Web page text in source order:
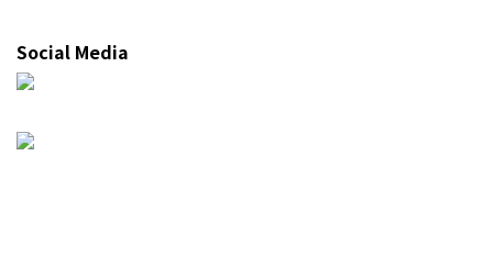
Social Media